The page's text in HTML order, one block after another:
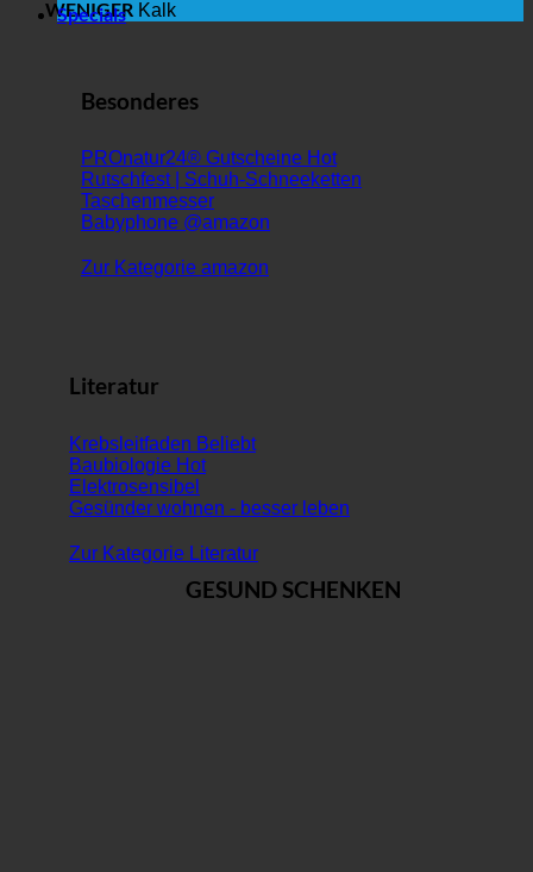
WENIGER Kalk
Specials
Besonderes
PROnatur24® Gutscheine
Rutschfest | Schuh-Schneeketten
Taschenmesser
Babyphone @amazon
Zur Kategorie amazon
Literatur
Krebsleitfaden
Baubiologie
Elektrosensibel
Gesünder wohnen - besser leben
Zur Kategorie Literatur
GESUND SCHENKEN